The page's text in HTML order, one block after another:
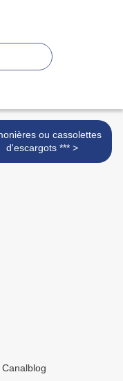
ou cassolettes
d'escargots *** >